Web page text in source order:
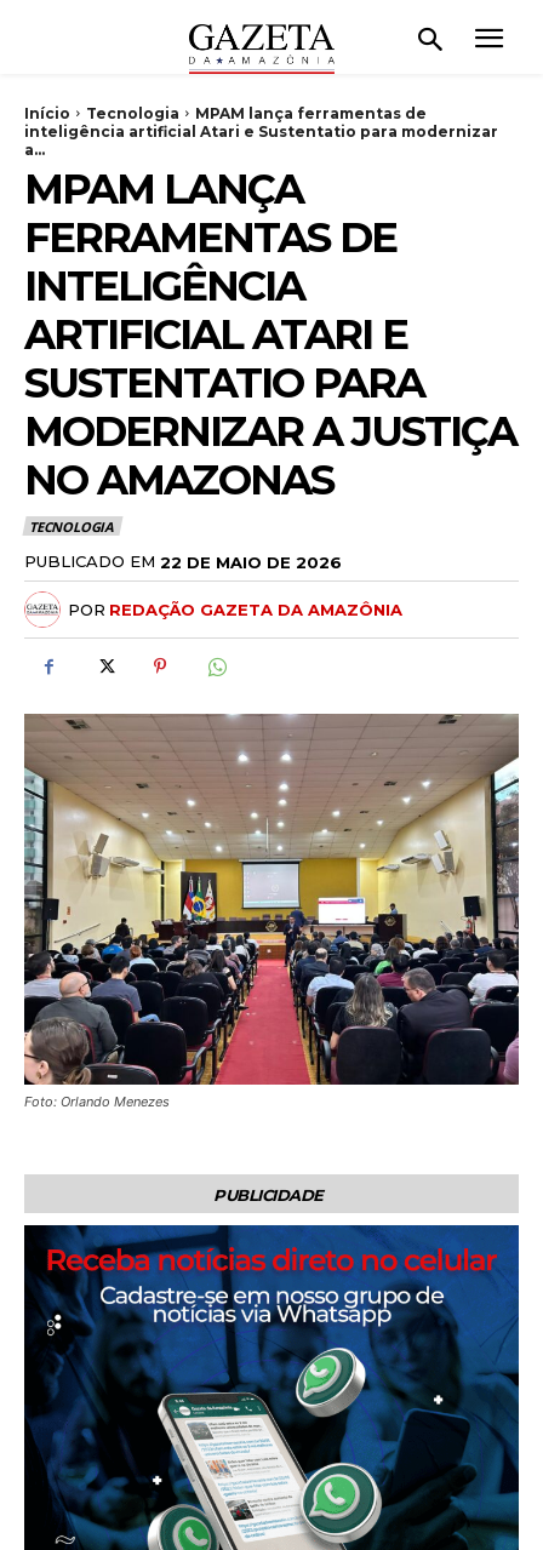
Início Tecnologia
MPAM lança ferramentas de
inteligência artificial Atari e Sustentatio para modernizar
a...
MPAM LANÇA
FERRAMENTAS DE
INTELIGÊNCIA
ARTIFICIAL ATARI E
SUSTENTATIO PARA
MODERNIZAR A JUSTIÇA
NO AMAZONAS
TECNOLOGIA
PUBLICADO EM 22 DE MAIO DE 2026
POR REDAÇÃO GAZETA DA AMAZÔNIA
Foto: Orlando Menezes
PUBLICIDADE